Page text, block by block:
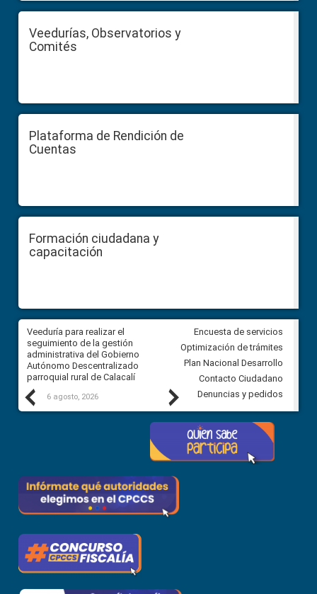
Veedurías, Observatorios y
Comités
Plataforma de Rendición de
Cuentas
Formación ciudadana y
capacitación
Previous
Veeduría para realizar el
seguimiento de la gestión
administrativa del Gobierno
Autónomo Descentralizado
parroquial rural de Calacalí
6 agosto, 2026
Veeduría para vigilar los
derivados de la Audiencia
comunidad Urbina, parroquia
Carolina
5 agosto, 2026
Next
Encuesta de servicios
Optimización de trámites
Plan Nacional Desarrollo
Contacto Ciudadano
Denuncias y pedidos